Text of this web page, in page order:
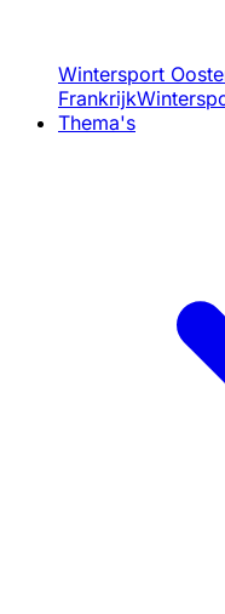
Wintersport
Frankrijk
Thema's